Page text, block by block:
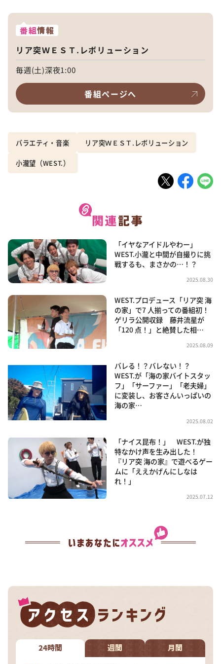
番組情報
リア突ＷＥＳＴ.レボリューション
毎週(土)深夜1:00
番組ページへ
バラエティ・音楽 リア突ＷＥＳＴ.レボリューション
小瀧望（WEST.）
「イヤなアイドルやわー」
WEST.小瀧と中間が自撮りに挑
戦するも、まさかの…！？
2025.08.30
WEST.プロデュース「リア突 海
の家」で7 人揃っての番組初！
ゲリラ公開収録 藤井流星が
「120 点！」と絶賛した相…
2025.08.09
バレる！？バレない！？
WEST.が「海の家バイトスタッ
フ」「サーファー」「老夫婦」
に変装し、お客さんいっぱいの
海の家…
2025.08.02
「ナイス昆布！」 WEST.が独
特なかけ声を生み出した！
『リア突 海の家』で遊べるゲー
ムに「ええかげんにしなは
れ！」
2025.07.12
24時間 週間 月間